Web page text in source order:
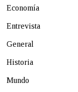
Economía
Entrevista
General
Historia
Mundo